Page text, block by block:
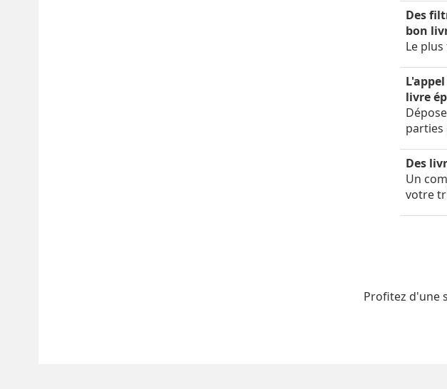
Des
bon
Le
livre
parties
Des
Un
votre
Profitez d'une